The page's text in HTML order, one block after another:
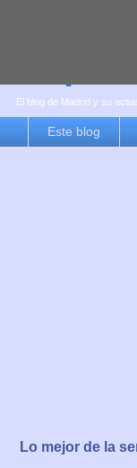
es
El blog de Madrid y su
Este blog
Lo mejor de la